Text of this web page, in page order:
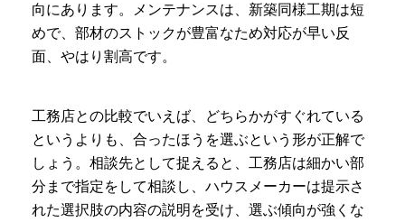
向にあります。メンテナンスは、新築同様工期は短
めで、部材のストックが豊富なため対応が早い反
面、やはり割高です。
工務店との比較でいえば、どちらかがすぐれている
というよりも、合ったほうを選ぶという形が正解で
しょう。相談先として捉えると、工務店は細かい部
分まで指定をして相談し、ハウスメーカーは提示さ
れた選択肢の内容の説明を受け、選ぶ傾向が強くな